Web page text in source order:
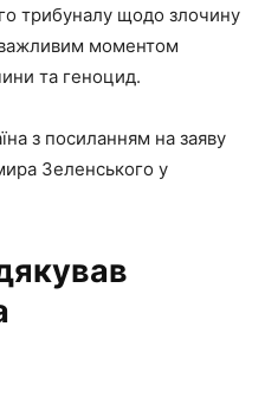
трибуналу щодо злочину
важливим моментом
та геноцид.
з посиланням на заяву
Зеленського у